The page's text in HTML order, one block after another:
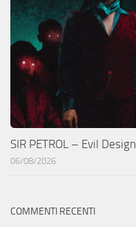
SIR PETROL – Evil Design
06/08/2026
COMMENTI RECENTI